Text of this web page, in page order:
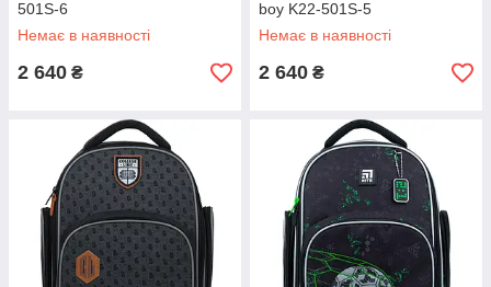
501S-6
Немає в наявності
2 640 ₴
boy K22-501S-5
Немає в наявності
2 640 ₴